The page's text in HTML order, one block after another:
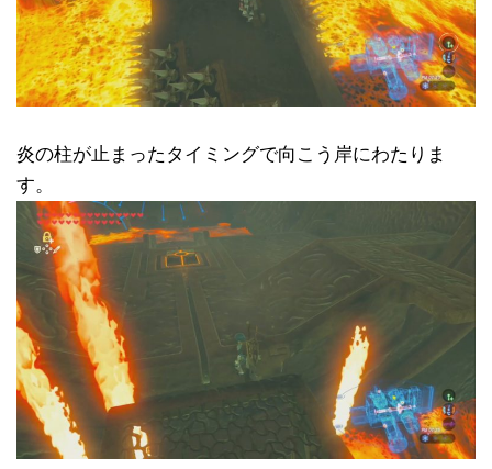
炎の柱が止まったタイミングで向こう岸にわたりま
す。